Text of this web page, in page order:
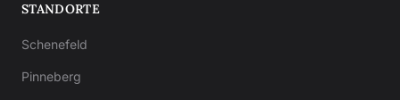
STANDORTE
Schenefeld
Pinneberg